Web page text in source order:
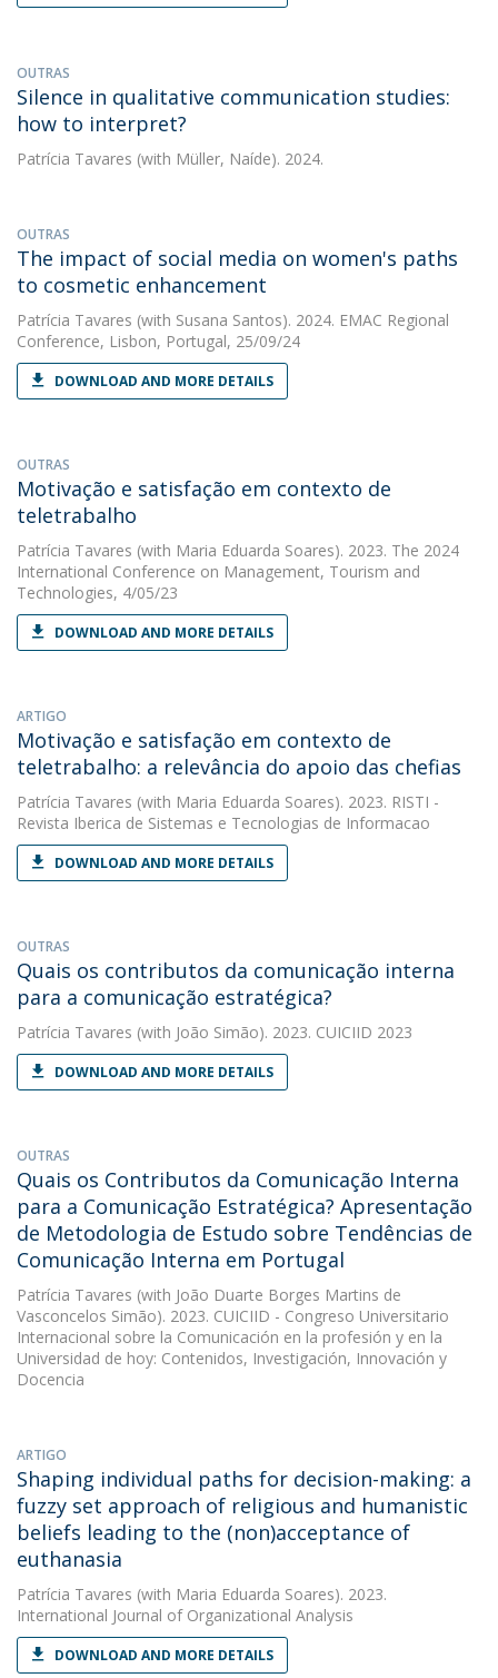
OUTRAS
Silence in qualitative communication studies:
how to interpret?
Patrícia Tavares (with Müller, Naíde). 2024.
OUTRAS
The impact of social media on women's paths
to cosmetic enhancement
Patrícia Tavares (with Susana Santos). 2024. EMAC Regional
Conference, Lisbon, Portugal, 25/09/24
DOWNLOAD AND MORE DETAILS
OUTRAS
Motivação e satisfação em contexto de
teletrabalho
Patrícia Tavares (with Maria Eduarda Soares). 2023. The 2024
International Conference on Management, Tourism and
Technologies, 4/05/23
DOWNLOAD AND MORE DETAILS
ARTIGO
Motivação e satisfação em contexto de
teletrabalho: a relevância do apoio das chefias
Patrícia Tavares (with Maria Eduarda Soares). 2023. RISTI -
Revista Iberica de Sistemas e Tecnologias de Informacao
DOWNLOAD AND MORE DETAILS
OUTRAS
Quais os contributos da comunicação interna
para a comunicação estratégica?
Patrícia Tavares (with João Simão). 2023. CUICIID 2023
DOWNLOAD AND MORE DETAILS
OUTRAS
Quais os Contributos da Comunicação Interna
para a Comunicação Estratégica? Apresentação
de Metodologia de Estudo sobre Tendências de
Comunicação Interna em Portugal
Patrícia Tavares (with João Duarte Borges Martins de
Vasconcelos Simão). 2023. CUICIID - Congreso Universitario
Internacional sobre la Comunicación en la profesión y en la
Universidad de hoy: Contenidos, Investigación, Innovación y
Docencia
ARTIGO
Shaping individual paths for decision-making: a
fuzzy set approach of religious and humanistic
beliefs leading to the (non)acceptance of
euthanasia
Patrícia Tavares (with Maria Eduarda Soares). 2023.
International Journal of Organizational Analysis
DOWNLOAD AND MORE DETAILS